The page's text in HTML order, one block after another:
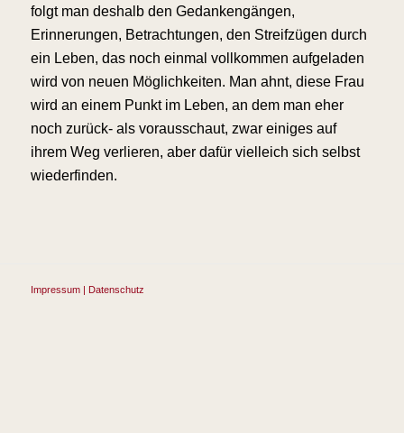
folgt man deshalb den Gedankengängen,
Erinnerungen, Betrachtungen, den Streifzügen durch
ein Leben, das noch einmal vollkom­men aufgeladen
wird von neuen Mög­lichkeiten. Man ahnt, diese Frau
wird an einem Punkt im Leben, an dem man eher
noch zurück- als vorausschaut, zwar einiges auf
ihrem Weg verlieren, aber dafür vielleich sich selbst
wieder­finden.
Impressum | Datenschutz